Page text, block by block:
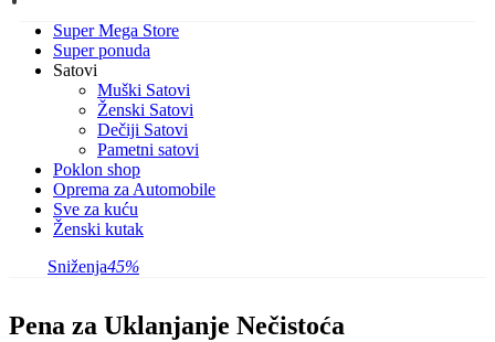
Super Mega Store
Super ponuda
Satovi
Muški Satovi
Ženski Satovi
Dečiji Satovi
Pametni satovi
Poklon shop
Oprema za Automobile
Sve za kuću
Ženski kutak
Sniženja45%
Pena za Uklanjanje Nečistoća